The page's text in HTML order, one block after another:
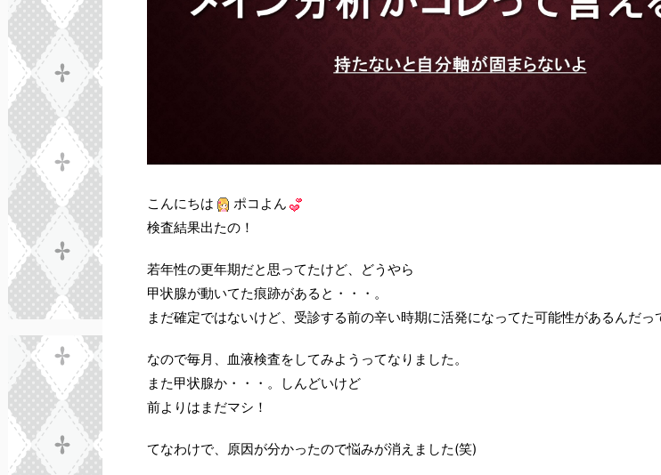
こんにちは
ポコよん
検査結果出たの！
若年性の更年期だと思ってたけど、どうやら
甲状腺が動いてた痕跡があると・・・。
まだ確定ではないけど、受診する前の辛い時期に活発になってた可能性があるんだっ
なので毎月、血液検査をしてみようってなりました。
また甲状腺か・・・。しんどいけど
前よりはまだマシ！
てなわけで、原因が分かったので悩みが消えました(笑)